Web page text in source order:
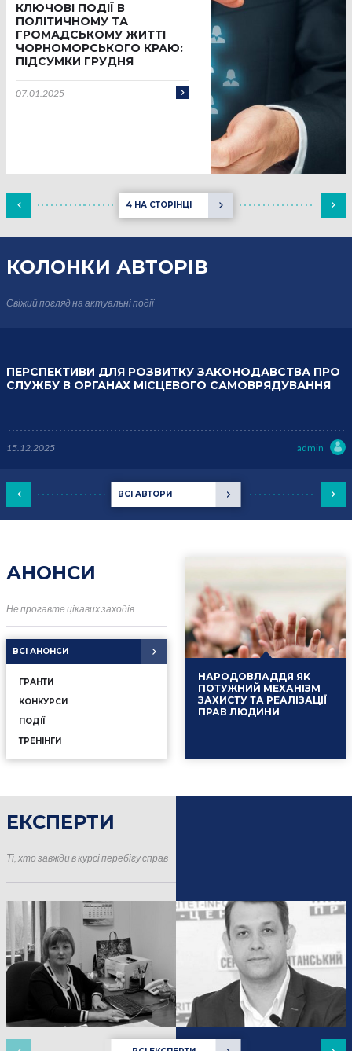
КЛЮЧОВІ ПОДІЇ В
ПОЛІТИЧНОМУ ТА
ГРОМАДСЬКОМУ ЖИТТІ
ЧОРНОМОРСЬКОГО КРАЮ:
ПІДСУМКИ ГРУДНЯ
07.01.2025
4 НА СТОРІНЦІ
КОЛОНКИ АВТОРІВ
Свіжий погляд на актуальні події
ВСІ АВТОРИ
ПЕРСПЕКТИВИ ДЛЯ РОЗВИТКУ ЗАКОНОДАВСТВА ПРО
СЛУЖБУ В ОРГАНАХ МІСЦЕВОГО САМОВРЯДУВАННЯ
15.12.2025 admin
АНОНСИ
Не прогавте цікавих заходів
ВСІ АНОНСИ
ГРАНТИ
КОНКУРСИ
ПОДІЇ
ТРЕНІНГИ
НАРОДОВЛАДДЯ ЯК
ПОТУЖНИЙ МЕХАНІЗМ
ЗАХИСТУ ТА РЕАЛІЗАЦІЇ
ПРАВ ЛЮДИНИ
ЕКСПЕРТИ
Ті, хто завжди в курсі перебігу справ